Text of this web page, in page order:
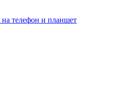
телефон и планшет